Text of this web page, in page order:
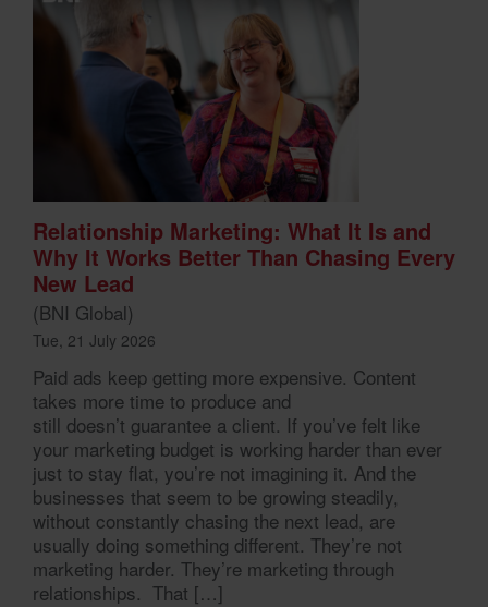
Relationship Marketing: What It Is and
Why It Works Better Than Chasing Every
New Lead
(BNI Global)
Tue, 21 July 2026
Paid ads keep getting more expensive. Content
takes more time to produce and
still doesn’t guarantee a client. If you’ve felt like
your marketing budget is working harder than ever
just to stay flat, you’re not imagining it. And the
businesses that seem to be growing steadily,
without constantly chasing the next lead, are
usually doing something different. They’re not
marketing harder. They’re marketing through
relationships. That […]